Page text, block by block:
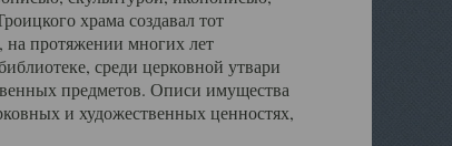
храма создавал тот
на протяжении многих лет
среди церковной утвари
предметов. Описи имущества
и художественных ценностях,